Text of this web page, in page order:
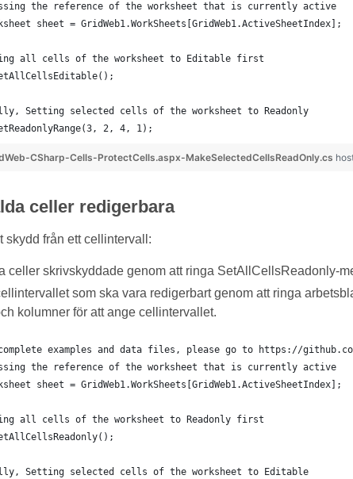
the reference of the worksheet that is currently active
sheet = GridWeb1.WorkSheets[GridWeb1.ActiveSheetIndex];
all cells of the worksheet to Editable first
Setting selected cells of the worksheet to Readonly
2, 4, 1);
CSharp-Cells-ProtectCells.aspx-MakeSelectedCellsReadOnly.cs
celler redigerbara
skydd från ett cellintervall:
celler skrivskyddade genom att ringa SetAllCellsReadonly-
som ska vara redigerbart genom att ringa
kolumner för att ange cellintervallet.
examples and data files, please go to https://
the reference of the worksheet that is currently active
sheet = GridWeb1.WorkSheets[GridWeb1.ActiveSheetIndex];
all cells of the worksheet to Readonly first
Setting selected cells of the worksheet to Editable